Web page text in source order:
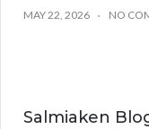
MAY 22, 2026 NO
Salmiaken